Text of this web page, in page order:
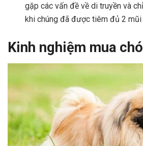
gặp các vấn đề về di truyền và
khi chúng đã được tiêm đủ 2 mũi
Kinh nghiệm mua